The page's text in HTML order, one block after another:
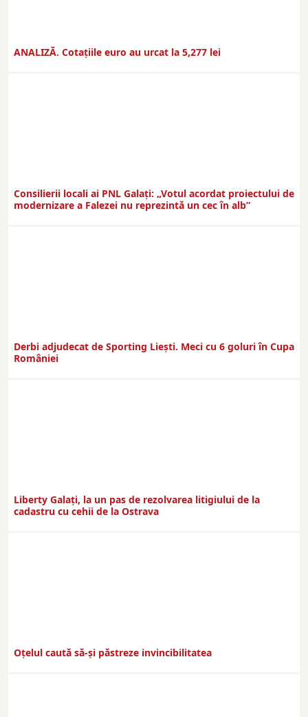
ANALIZĂ. Cotațiile euro au urcat la 5,277 lei
Consilierii locali ai PNL Galaţi: „Votul acordat proiectului de
modernizare a Falezei nu reprezintă un cec în alb”
Derbi adjudecat de Sporting Liești. Meci cu 6 goluri în Cupa
României
Liberty Galați, la un pas de rezolvarea litigiului de la
cadastru cu cehii de la Ostrava
Oțelul caută să-și păstreze invincibilitatea